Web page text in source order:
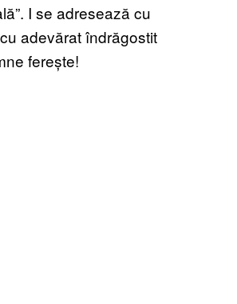
I se adresează cu
adevărat îndrăgostit
ferește!